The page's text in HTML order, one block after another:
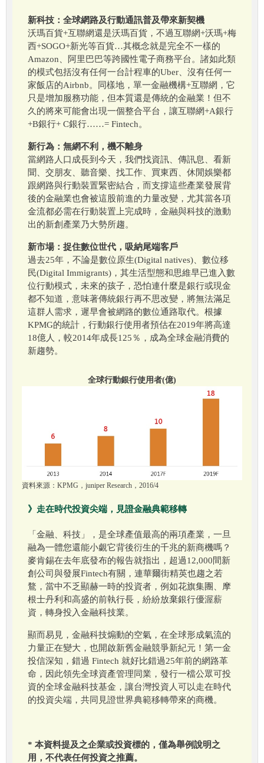
新科技：全球網路及行動通訊普及帶來新契機
沃瑪百貨+互聯網還是沃瑪百貨，不過互聯網+沃瑪+梅
西+SOGO+新光等百貨…其概念就是完全不一樣的
Amazon、阿里巴巴等跨國性電子商務平台。諸如此類
的模式包括沒有任何一台計程車的Uber、沒有任何一
家飯店的Airbnb。同樣地，單一金融機構+互聯網，它
只是增加服務功能，但本質還是傳統的金融業！但不
久的將來可能會出現一個整合平台，讓互聯網+A銀行
+B銀行+ C銀行……= Fintech。
新行為：無網不利，機不離身
當網路人口成長到今天，我們找資訊、傳訊息、看新
聞、交朋友、聽音樂、找工作、買東西、休閒娛樂都
跟網路與行動裝置緊密結合，而支撐這些產業發展背
後的金融業也會被這股前進的力量改變，尤其當各項
金流都必需在行動裝置上完成時，金融與科技的激動
出的新創產業乃大勢所趨。
新市場：捉住數位世代，吸納尾端客戶
過去25年，不論是數位原生(Digital natives)、數位移
民(Digital Immigrants)，其生活型態和思維早已進入數
位行動模式，未來的孩子，恐怕連什麼是銀行或現金
都不知道，意味著傳統銀行再不思改變，將無法滿足
這群人需求，遲早會被網路的數位通路取代。根據
KPMG的統計，行動銀行使用者預估在2019年將高達
18億人，較2014年成長125％，成為全球金融消費的
新趨勢。
全球行動銀行使用者(億)
資料來源：KPMG，juniper Research，2016/4
》走在時代投資尖端，見證金融典範移轉
「金融、科技」，是全球產值最高的兩項產業，一旦
融為一體您還能小覷它背後衍生的千兆的新商機嗎？
麥肯錫在去年底發布的報告就指出，超過12,000間新
創公司與發展Fintech有關，連華爾街精英也趨之若
鶩，當中不乏顯赫一時的投資者，例如花旗集團、摩
根士丹利和高盛的前執行長，紛紛放棄銀行優渥薪
資，轉身投入金融科技業。
顯而易見，金融科技煽動的空氣，在全球形成氣流的
力量正在變大，也開啟新舊金融競爭新紀元！第一金
投信深知，錯過 Fintech 就好比錯過25年前的網路革
命，因此領先全球資產管理同業，發行一檔公眾可投
資的全球金融科技基金，讓台灣投資人可以走在時代
的投資尖端，共同見證世界典範移轉帶來的商機。
* 本資料提及之企業或投資標的，僅為舉例說明之
用，不代表任何投資之推薦。